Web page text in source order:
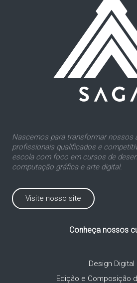
Nascemos para transformar nossos
profissionais qualificados e
escola com foco em cursos de
computação gráfica e arte digital.
Visite nosso site
Conheça nossos
Design Digital
Edição e Composição